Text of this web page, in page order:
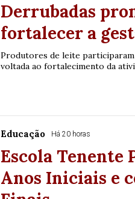
Derrubadas
fortalecer a
Produtores de leite
voltada ao fortalecimento da
Educação Há 20 horas
Escola Tenente
Anos Iniciais e